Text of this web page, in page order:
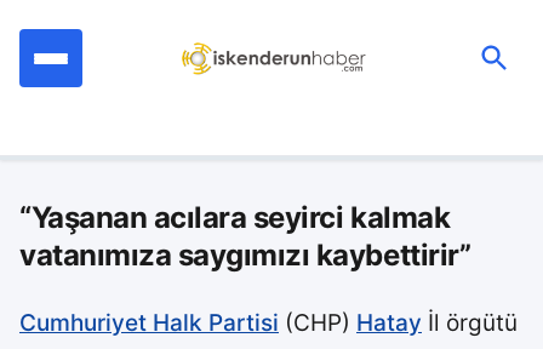
“Yaşanan acılara seyirci kalmak
vatanımıza saygımızı kaybettirir”
Cumhuriyet Halk Partisi (CHP) Hatay İl örgütü